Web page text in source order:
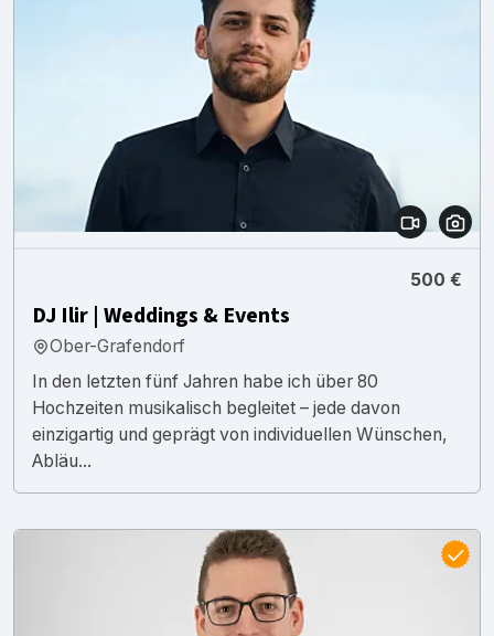
500 €
DJ Ilir | Weddings & Events
Ober-Grafendorf
In den letzten fünf Jahren habe ich über 80
Hochzeiten musikalisch begleitet – jede davon
einzigartig und geprägt von individuellen Wünschen,
Abläu...